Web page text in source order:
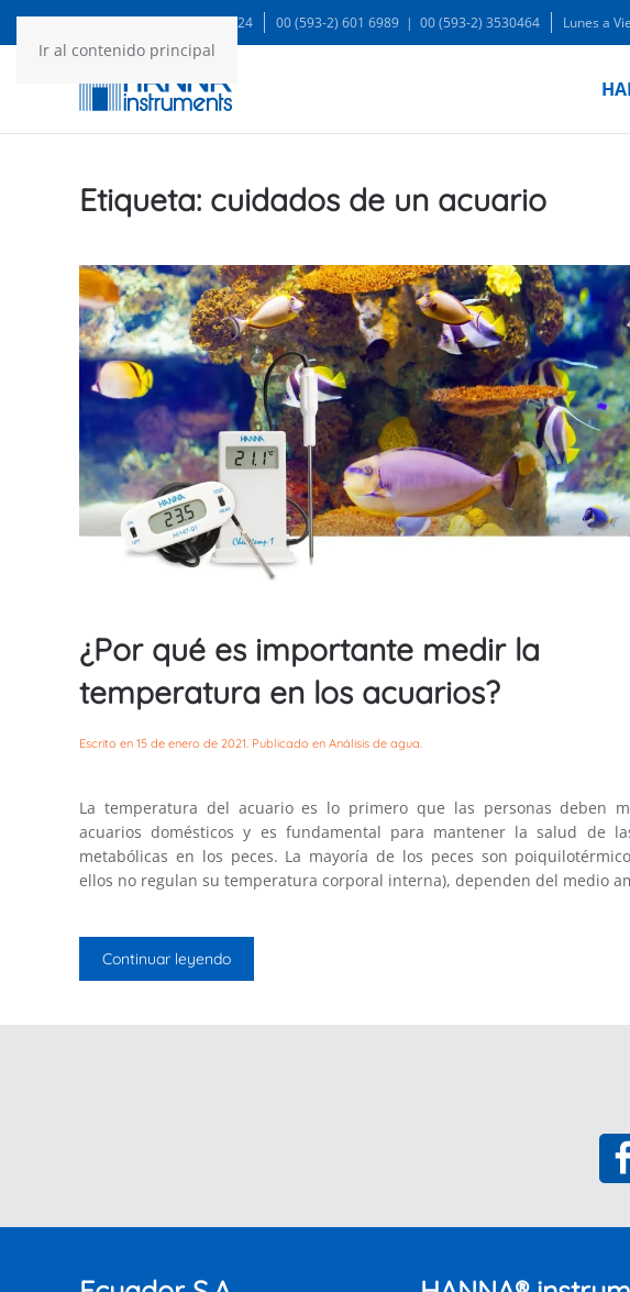
Ir al contenido principal
WA: 99935 1624 00 (593-2) 601 6989 | 00 (593-2) 3530464 Lunes a
Etiqueta: cuidados de un acuario
¿Por qué es importante medir la
temperatura en los acuarios?
Escrito en 15 de enero de 2021 . Publicado en Análisis de agua
La temperatura del acuario es lo primero que las personas deben
acuarios domésticos y es fundamental para mantener la salud de
metabólicas en los peces. La mayoría de los peces son
ellos no regulan su temperatura corporal interna), dependen del medio
Continuar leyendo